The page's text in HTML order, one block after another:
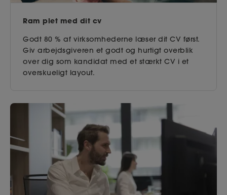
Ram plet med dit cv
Godt 80 % af virksomhederne læser dit CV først.
Giv arbejdsgiveren et godt og hurtigt overblik
over dig som kandidat med et stærkt CV i et
overskueligt layout.